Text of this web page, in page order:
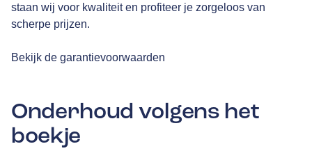
staan wij voor kwaliteit en profiteer je zorgeloos van
scherpe prijzen.
Bekijk de garantievoorwaarden
Onderhoud volgens het
boekje